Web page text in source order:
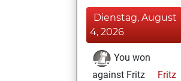
Dienstag, August
4, 2026
You won
against Fritz
Fritz